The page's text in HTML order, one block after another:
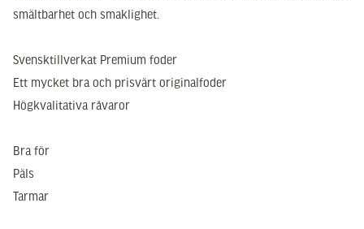
smältbarhet och smaklighet.
Svensktillverkat Premium foder
Ett mycket bra och prisvärt originalfoder
Högkvalitativa råvaror
Bra för
Päls
Tarmar